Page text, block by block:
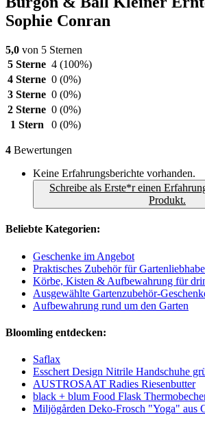
Sophie Conran
5,0 von 5 Sternen
5 Sterne 4 (100%)
4 Sterne 0 (0%)
3 Sterne 0 (0%)
2 Sterne 0 (0%)
1 Stern
0 (0%)
4 Bewertungen
Keine Erfahrungsberichte vorhanden.
Schreibe als Erste*r einen
Produkt.
Beliebte Kategorien:
Geschenke im Angebot
Praktisches Zubehör für
Körbe, Kisten & Aufbewahrung für
Ausgewählte Gartenzubehör-
Aufbewahrung rund um den Garten
Bloomling entdecken:
Saflax
Esschert Design Nitrile Handschuhe
AUSTROSAAT Radies Riesenbutter
black + blum Food Flask
Miljögården Deko-Frosch "Yoga" aus